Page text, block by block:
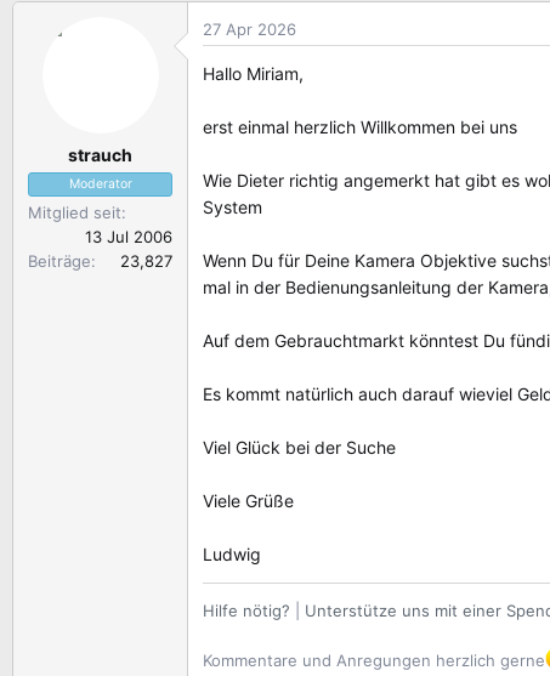
strauch
Moderator
Mitglied seit
13 Jul 2006
Beiträge
23,827
27 Apr 2026
Hallo Miriam,
erst einmal herzlich Willkommen bei uns
Wie Dieter richtig angemerkt hat gibt es
System
Wenn Du für Deine Kamera Objektive
mal in der Bedienungsanleitung der
Auf dem Gebrauchtmarkt könntest Du
Es kommt natürlich auch darauf wieviel
Viel Glück bei der Suche
Viele Grüße
Ludwig
Hilfe nötig? Unterstütze uns mit einer
Kommentare und Anregungen herzlich gerne